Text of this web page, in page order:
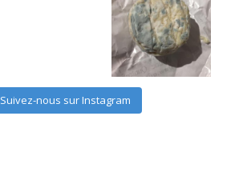
Suivez-nous sur Instagram